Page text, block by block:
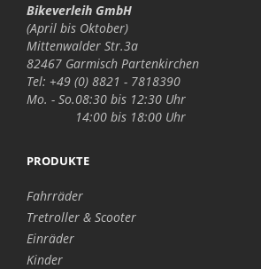
Bikeverleih GmbH
(April bis Oktober)
Mittenwalder Str.3a
82467 Garmisch Partenkirchen
Tel: +49 (0) 8821 - 7818390
Mo. - So.08:30 bis 12:30 Uhr
14:00 bis 18:00 Uhr
PRODUKTE
Fahrräder
Tretroller & Scooter
Einräder
Kinder